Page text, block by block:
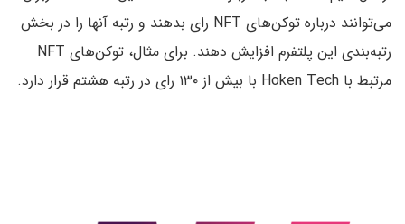
می‌توانند درباره توکن‌های NFT رای بدهند و رتبه آنها را در بخش
رتبه‌بندی این پلتفرم افزایش دهند. برای مثال، توکن‌های NFT
مرتبط با Hoken Tech با بیش از ۱۳۰ رای در رتبه هشتم قرار دارد.